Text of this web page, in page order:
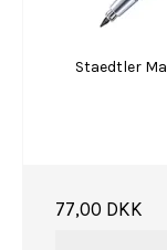
Staedtler
77,00 DKK